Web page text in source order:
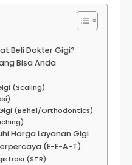
Beli Dokter Gigi?
Bisa Anda
(Scaling)
(Behel/Orthodontics)
Harga Layanan Gigi
(E-E-A-T)
(STR)